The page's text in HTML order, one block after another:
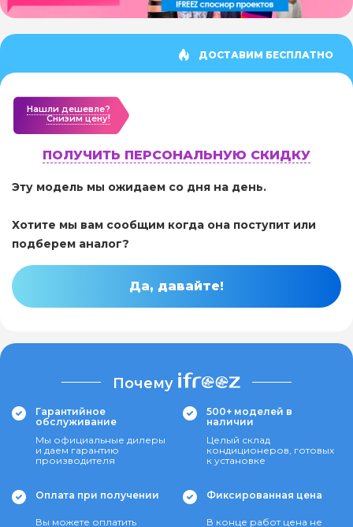
ДОСТАВИМ БЕСПЛАТНО
Нашли дешевле?
Cнизим цену!
ПОЛУЧИТЬ ПЕРСОНАЛЬНУЮ СКИДКУ
Эту модель мы ожидаем со дня на день.
Хотите мы вам сообщим когда она поступит или
подберем аналог?
Да, давайте!
Почему
Гарантийное
обслуживание
Мы официальные дилеры
и даем гарантию
производителя
500+ моделей в
наличии
Целый склад
кондиционеров, готовых
к установке
Оплата при получении
Вы можете оплатить
Фиксированная цена
В конце работ цена не